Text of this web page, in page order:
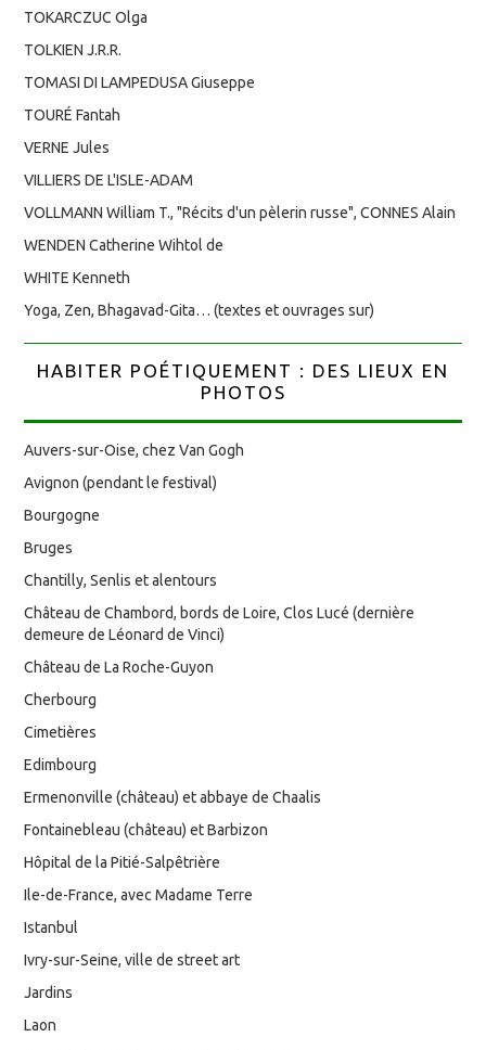
TOKARCZUC Olga
TOLKIEN J.R.R.
TOMASI DI LAMPEDUSA Giuseppe
TOURÉ Fantah
VERNE Jules
VILLIERS DE L'ISLE-ADAM
VOLLMANN William T., "Récits d'un pèlerin russe", CONNES Alain
WENDEN Catherine Wihtol de
WHITE Kenneth
Yoga, Zen, Bhagavad-Gita… (textes et ouvrages sur)
HABITER POÉTIQUEMENT : DES LIEUX EN
PHOTOS
Auvers-sur-Oise, chez Van Gogh
Avignon (pendant le festival)
Bourgogne
Bruges
Chantilly, Senlis et alentours
Château de Chambord, bords de Loire, Clos Lucé (dernière
demeure de Léonard de Vinci)
Château de La Roche-Guyon
Cherbourg
Cimetières
Edimbourg
Ermenonville (château) et abbaye de Chaalis
Fontainebleau (château) et Barbizon
Hôpital de la Pitié-Salpêtrière
Ile-de-France, avec Madame Terre
Istanbul
Ivry-sur-Seine, ville de street art
Jardins
Laon